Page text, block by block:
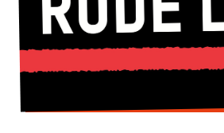
Volt Nederland
↗️ Overzicht alle
↗️ Over de grens Noordrijn-
Evenementen →
Vacatures →